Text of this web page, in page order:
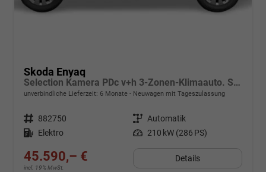
Skoda Enyaq
Selection Kamera PDc v+h 3-Zonen-Klimaauto. SHZ v
unverbindliche Lieferzeit: 6 Monate Neuwagen mit Tageszulassung
Fahrzeugnr. 882750 Getriebe Automatik
Kraftstoff Elektro Leistung 210 kW (286 PS)
45.590,– €
incl. 19% MwSt.
Details